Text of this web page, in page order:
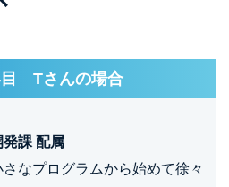
目 Tさんの場合
発課 配属
なプログラムから始めて徐々